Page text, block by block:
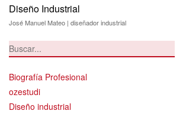
Diseño Industrial
José Manuel Mateo | diseñador industrial
Biografía Profesional
ozestudi
Diseño industrial